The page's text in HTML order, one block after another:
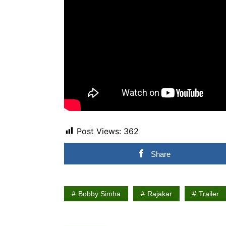
Post Views: 362
Share
Bobby Simha Rajakar Trailer